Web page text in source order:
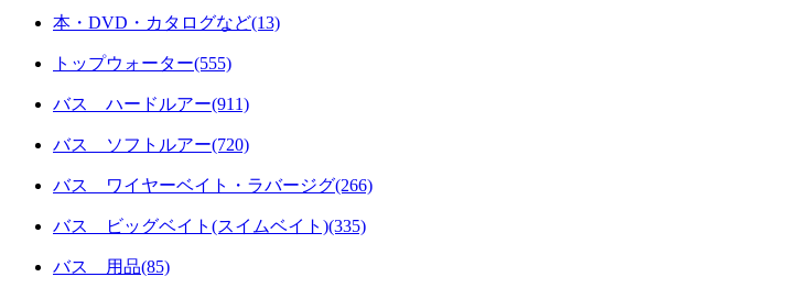
本・DVD・カタログなど(13)
トップウォーター(555)
バス ハードルアー(911)
バス ソフトルアー(720)
バス ワイヤーベイト・ラバージグ(266)
バス ビッグベイト(スイムベイト)(335)
バス 用品(85)